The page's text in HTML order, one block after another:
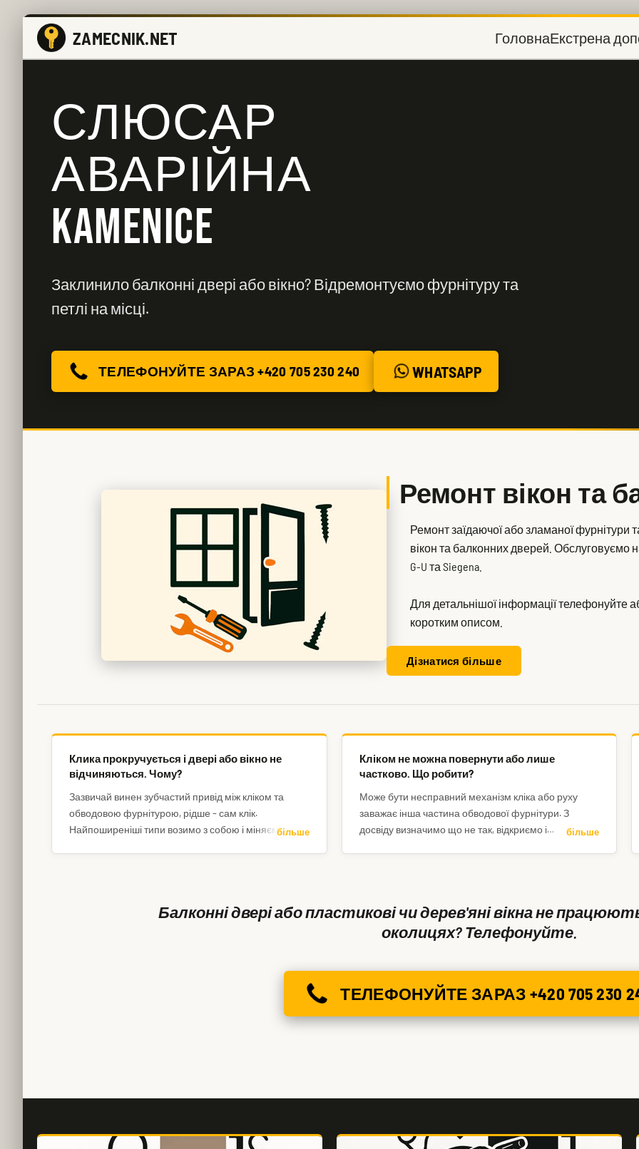
ZAMECNIK.NET ГоловнаЕкстрена
СЛЮСАР
АВАРІЙНА
KAMENICE
Заклинило балконні двері або вікно? Відремонтуємо фурнітуру та
петлі на місці.
ТЕЛЕФОНУЙТЕ ЗАРАЗ +420 705 230 240 WHATSAPP
Ремонт вікон та
Ремонт заїдаючої або зламаної фурнітури
вікон та балконних дверей. Обслуговуємо
G-U та Siegena.
Для детальнішої інформації телефонуйте
коротким описом.
Дізнатися більше
Клика прокручується і двері або вікно не
відчиняються. Чому?
Зазвичай винен зубчастий привід між кліком та
обводовою фурнітурою, рідше – сам клік.
Найпоширеніші типи возимо з собою і міняємо на
більше
Кліком не можна повернути або лише
частково. Що робити?
Може бути несправний механізм кліка або руху
заважає інша частина обводової фурнітури. З
досвіду визначимо що не так, відкриємо і
більше
Балконні двері або пластикові чи дерев'яні вікна не працюють
околицях? Телефонуйте.
ТЕЛЕФОНУЙТЕ ЗАРАЗ +420 705 230